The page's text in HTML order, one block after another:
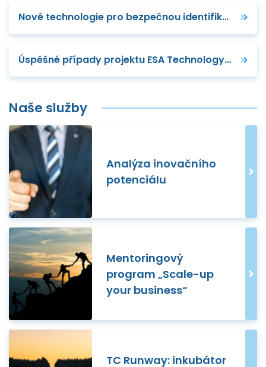
Nové technologie pro bezpečnou identifikaci dronů
Úspěšné případy projektu ESA Technology Broker
Naše služby
Analýza inovačního
potenciálu
Mentoringový
program „Scale-up
your business“
TC Runway: inkubátor